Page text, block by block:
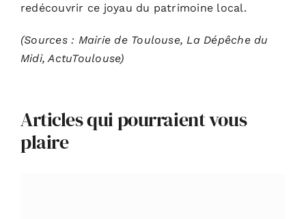
redécouvrir ce joyau du patrimoine local.
(Sources : Mairie de Toulouse, La Dépêche du
Midi, ActuToulouse)
Articles qui pourraient vous
plaire